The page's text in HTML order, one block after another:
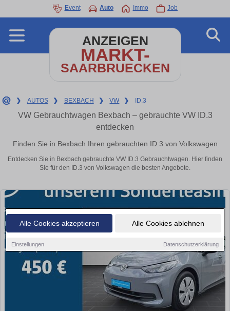
Alle Cookies akzeptieren Alle Cookies ablehnen
Einstellungen Datenschutzerklärung
Event Auto Immo Job
ANZEIGEN
MARKT-
SAARBRUECKEN
❯ AUTOS ❯ BEXBACH ❯ VW ❯ ID.3
VW Gebrauchtwagen Bexbach – gebrauchte VW ID.3
entdecken
Finden Sie in Bexbach Ihren gebrauchten ID.3 von Volkswagen
Entdecken Sie in Bexbach gebrauchte VW ID.3 Gebrauchtwagen. Hier finden
Sie für den ID.3 von Volkswagen die besten Angebote.